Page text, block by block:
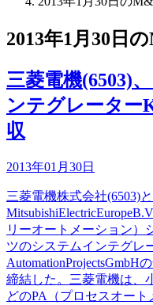
2013年1月30日
三菱電機(6503)
ンテグレーター
収
2013年01月30日
三菱電機株式会社(6503)
リーオートメーション）
ツのシステムインテグレ
AutomationProjectsGmbH
締結した。三菱電機は、
どのPA（プロセスオート